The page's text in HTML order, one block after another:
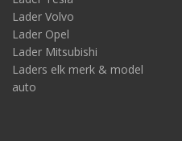
Lader Volvo
Lader Opel
Lader Mitsubishi
Laders elk merk & model
auto